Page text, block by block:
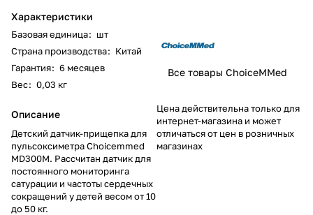
Характеристики
Базовая единица: шт
Страна производства: Китай
Гарантия: 6 месяцев
Вес: 0,03 кг
Описание
Детский датчик-прищепка для
пульсоксиметра Choicemmed
MD300M. Рассчитан датчик для
постоянного мониторинга
сатурации и частоты сердечных
сокращений у детей весом от 10
до 50 кг.
Все товары ChoiceMMed
Цена действительна только для
интернет-магазина и может
отличаться от цен в розничных
магазинах